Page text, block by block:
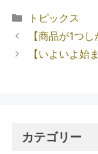
トピックス
【商品が1つ
【いよいよ始
カテゴリー